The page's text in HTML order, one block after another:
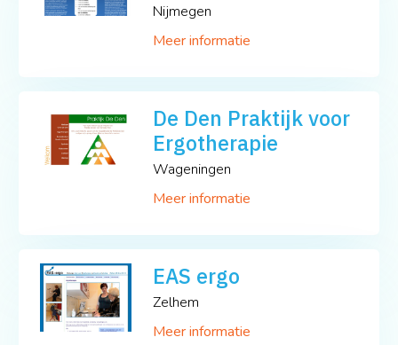
Nijmegen
Meer informatie
De Den Praktijk voor
Ergotherapie
Wageningen
Meer informatie
EAS ergo
Zelhem
Meer informatie